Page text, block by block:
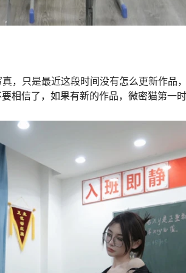
，只是最近这段时间没有怎么更新作品
相信了，如果有新的作品，微密猫第一时